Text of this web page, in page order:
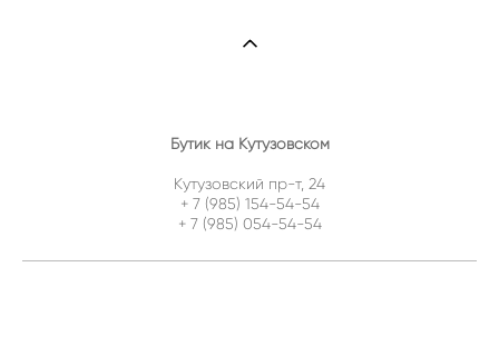
Бутик на Кутузовском
Кутузовский пр-т, 24
+ 7 (985) 154-54-54
+ 7 (985) 054-54-54